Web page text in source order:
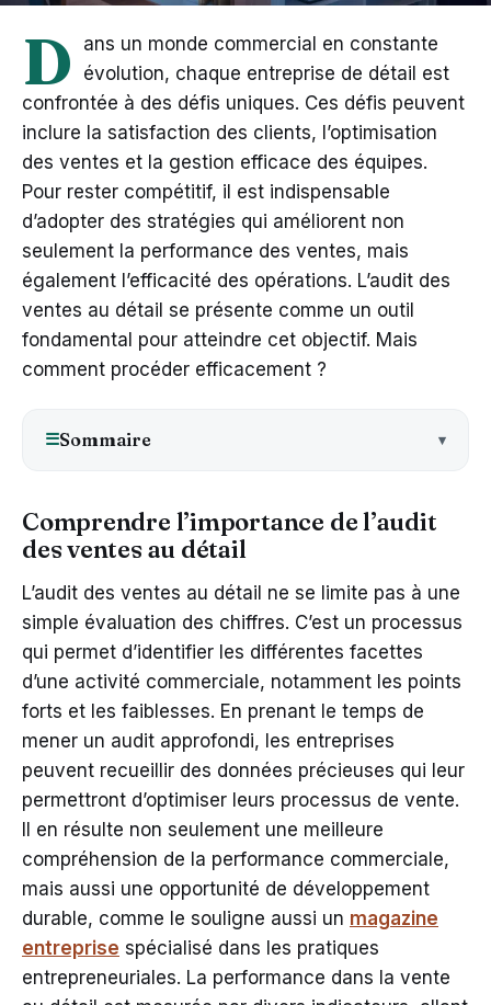
D
ans un monde commercial en constante
évolution, chaque entreprise de détail est
confrontée à des défis uniques. Ces défis peuvent
inclure la satisfaction des clients, l’optimisation
des ventes et la gestion efficace des équipes.
Pour rester compétitif, il est indispensable
d’adopter des stratégies qui améliorent non
seulement la performance des ventes, mais
également l’efficacité des opérations. L’audit des
ventes au détail se présente comme un outil
fondamental pour atteindre cet objectif. Mais
comment procéder efficacement ?
☰Sommaire
Comprendre l’importance de l’audit
des ventes au détail
L’audit des ventes au détail ne se limite pas à une
simple évaluation des chiffres. C’est un processus
qui permet d’identifier les différentes facettes
d’une activité commerciale, notamment les points
forts et les faiblesses. En prenant le temps de
mener un audit approfondi, les entreprises
peuvent recueillir des données précieuses qui leur
permettront d’optimiser leurs processus de vente.
Il en résulte non seulement une meilleure
compréhension de la performance commerciale,
mais aussi une opportunité de développement
durable, comme le souligne aussi un magazine
entreprise spécialisé dans les pratiques
entrepreneuriales. La performance dans la vente